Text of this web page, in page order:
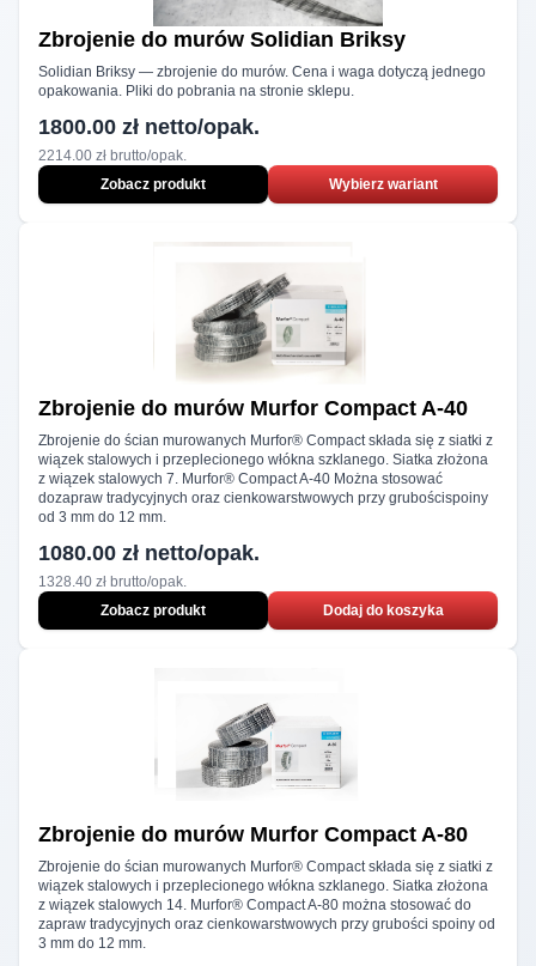
Zbrojenie do murów Solidian Briksy
Solidian Briksy — zbrojenie do murów. Cena i waga dotyczą jednego
opakowania. Pliki do pobrania na stronie sklepu.
1800.00 zł netto/opak.
2214.00 zł brutto/opak.
Zobacz produkt
Wybierz wariant
Zbrojenie do murów Murfor Compact A‑40
Zbrojenie do ścian murowanych Murfor® Compact składa się z siatki z
wiązek stalowych i przeplecionego włókna szklanego. Siatka złożona
z wiązek stalowych 7. Murfor® Compact A-40 Można stosować
dozapraw tradycyjnych oraz cienkowarstwowych przy grubościspoiny
od 3 mm do 12 mm.
1080.00 zł netto/opak.
1328.40 zł brutto/opak.
Zobacz produkt
Dodaj do koszyka
Zbrojenie do murów Murfor Compact A‑80
Zbrojenie do ścian murowanych Murfor® Compact składa się z siatki z
wiązek stalowych i przeplecionego włókna szklanego. Siatka złożona
z wiązek stalowych 14. Murfor® Compact A-80 można stosować do
zapraw tradycyjnych oraz cienkowarstwowych przy grubości spoiny od
3 mm do 12 mm.